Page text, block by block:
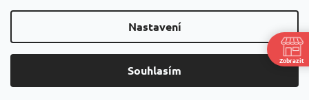
Nastavení
Souhlasím
Zobrazit